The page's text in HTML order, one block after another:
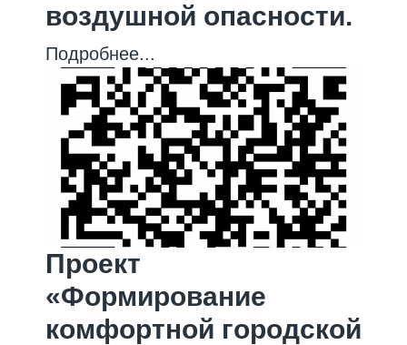
воздушной опасности.
Подробнее...
Проект
«Формирование
комфортной городской